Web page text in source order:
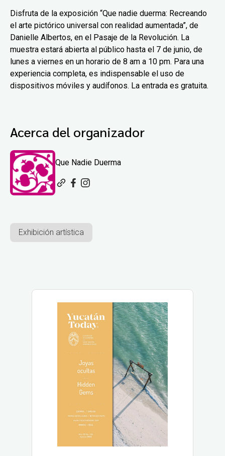
Disfruta de la exposición “Que nadie duerma: Recreando
el arte pictórico universal con realidad aumentada”, de
Danielle Albertos, en el Pasaje de la Revolución. La
muestra estará abierta al público hasta el 7 de junio, de
lunes a viernes en un horario de 8 am a 10 pm. Para una
experiencia completa, es indispensable el uso de
dispositivos móviles y audífonos. La entrada es gratuita.
Acerca del organizador
Que Nadie Duerma
Exhibición artística